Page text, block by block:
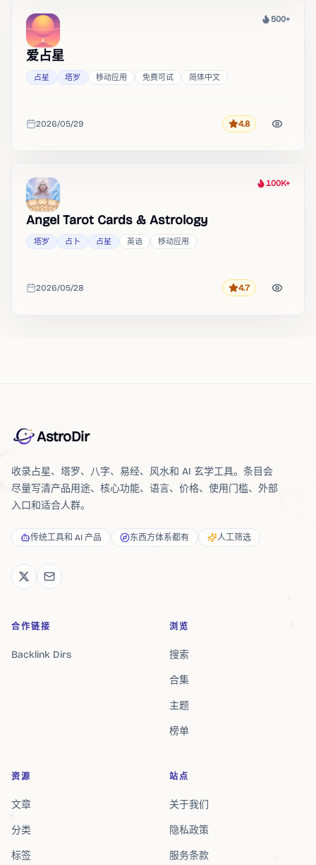
热度
500+
爱占星
占星 塔罗 移动应用 免费可试 简体中文
收录时间
2026/05/29 评分4.8
热度
100K+
Angel Tarot Cards & Astrology
塔罗 占卜 占星 英语 移动应用
收录时间
2026/05/28 评分4.7
AstroDir
收录占星、塔罗、八字、易经、风水和 AI 玄学工具。条目会
尽量写清产品用途、核心功能、语言、价格、使用门槛、外部
入口和适合人群。
传统工具和 AI 产品 东西方体系都有 人工筛选
合作链接
Backlink Dirs
浏览
搜索
合集
主题
榜单
资源
文章
分类
标签
站点
关于我们
隐私政策
服务条款